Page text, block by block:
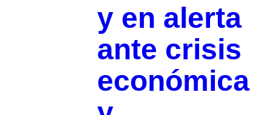
y en alerta
ante crisis
económica